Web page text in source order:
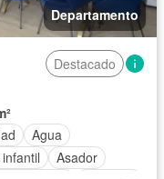
Departamento
Destacado
Agua
Asador